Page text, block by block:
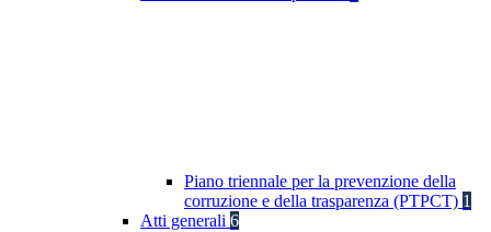
Piano triennale per la prevenzione della
corruzione e della trasparenza (PTPCT) 1
Atti generali 6